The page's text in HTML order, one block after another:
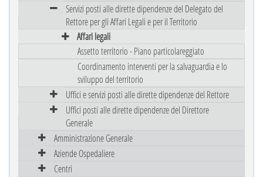
Servizi posti alle dirette dipendenze del Delegato del
Rettore per gli Affari Legali e per il Territorio
Affari legali
Assetto territorio - Piano particolareggiato
Coordinamento interventi per la salvaguardia e lo
sviluppo del territorio
Uffici e servizi posti alle dirette dipendenze del Rettore
Uffici posti alle dirette dipendenze del Direttore
Generale
Amministrazione Generale
Aziende Ospedaliere
Centri